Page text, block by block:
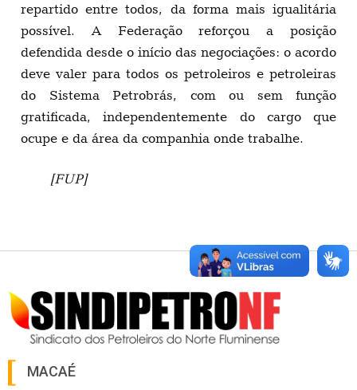
repartido entre todos, da forma mais igualitária
possível. A Federação reforçou a posição
defendida desde o início das negociações: o acordo
deve valer para todos os petroleiros e petroleiras
do Sistema Petrobrás, com ou sem função
gratificada, independentemente do cargo que
ocupe e da área da companhia onde trabalhe.
[FUP]
MACAÉ